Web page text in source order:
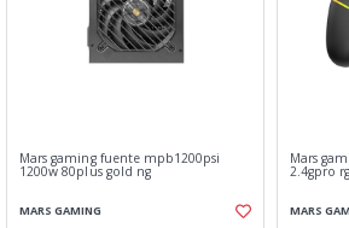
Mars gaming fuente mpb1200psi
1200w 80plus gold ng
MARS GAMING
Mars
2.4gpro
MARS